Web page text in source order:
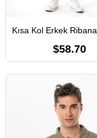
$58.70